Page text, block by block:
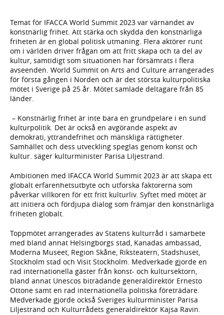
Temat för IFACCA World Summit 2023 var värnandet av
konstnärlig frihet. Att stärka och skydda den konstnärliga
friheten är en global politisk utmaning. Flera aktörer runt
om i världen driver frågan om att fritt skapa och ta del av
kultur, samtidigt som situationen har försämrats i flera
avseenden. World Summit on Arts and Culture arrangerades
för första gången i Norden och är det största kulturpolitiska
mötet i Sverige på 25 år. Mötet samlade deltagare från 85
länder.
– Konstnärlig frihet är inte bara en grundpelare i en sund
kulturpolitik. Det är också en avgörande aspekt av
demokrati, yttrandefrihet och mänskliga rättigheter.
Samhället och dess utveckling speglas genom konst och
kultur. säger kulturminister Parisa Liljestrand.
Ambitionen med IFACCA World Summit 2023 är att skapa ett
globalt erfarenhetsutbyte och utforska faktorerna som
påverkar villkoren för ett fritt kulturliv. Syftet med mötet är
att initiera och fördjupa dialog som främjar den konstnärliga
friheten globalt.
Toppmötet arrangerades av Statens kulturråd i samarbete
med bland annat Helsingborgs stad, Kanadas ambassad,
Moderna Museet, Region Skåne, Riksteatern, Stadshuset,
Stockholm stad och Visit Stockholm. Medverkade gjorde en
rad internationella gäster från konst- och kultursektorn,
bland annat Unescos biträdande generaldirektör Ernesto
Ottone samt en rad internationella politiska företrädare.
Medverkade gjorde också Sveriges kulturminister Parisa
Liljestrand och Kulturrådets generaldirektör Kajsa Ravin.